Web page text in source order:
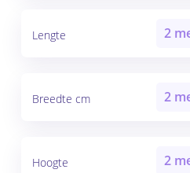
Lengte 2
Breedte cm 2
Hoogte 2